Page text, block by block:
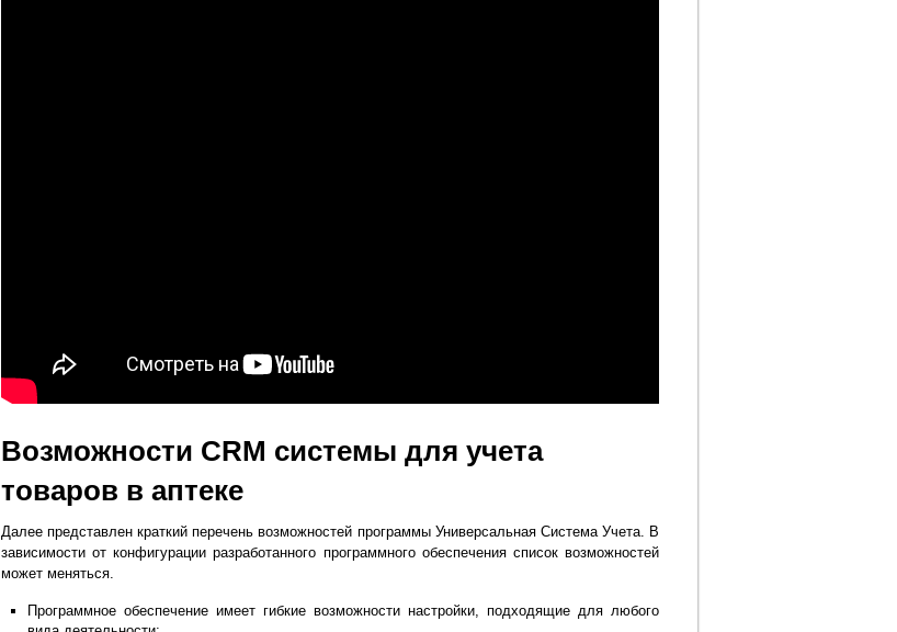
Возможности CRM системы для учета
товаров в аптеке
Далее представлен краткий перечень возможностей программы Универсальная Система Учета. В
зависимости от конфигурации разработанного программного обеспечения список возможностей
может меняться.
Программное обеспечение имеет гибкие возможности настройки, подходящие для любого